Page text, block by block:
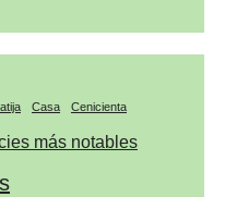
Casa Cenicienta
más notables